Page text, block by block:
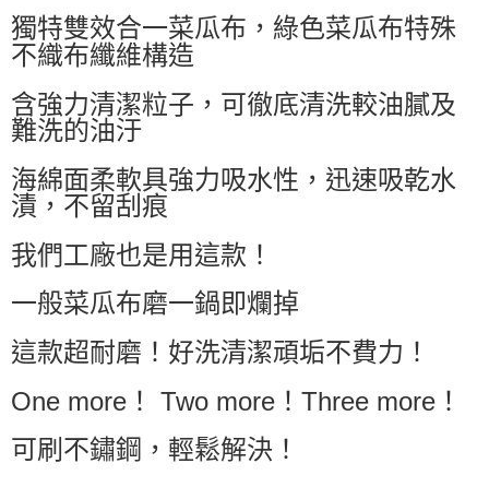
獨特雙效合一菜瓜布，綠色菜瓜布特殊
不織布纖維構造
含強力清潔粒子，可徹底清洗較油膩及
難洗的油汙
海綿面柔軟具強力吸水性，迅速吸乾水
漬，不留刮痕
我們工廠也是用這款！
一般菜瓜布磨一鍋即爛掉
這款超耐磨！好洗清潔頑垢不費力！
One more！ Two more！Three more！
可刷不鏽鋼，輕鬆解決！